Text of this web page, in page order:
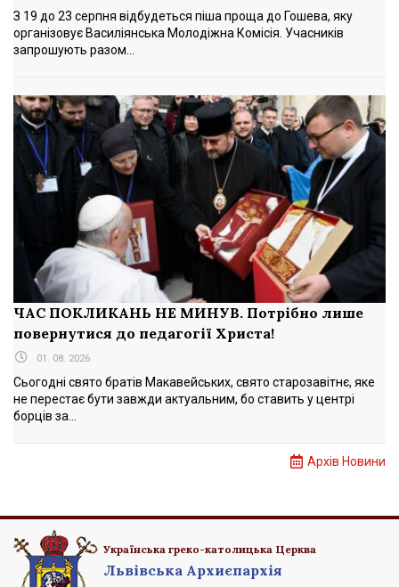
З 19 до 23 серпня відбудеться піша проща до Гошева, яку
організовує Василіянська Молодіжна Комісія. Учасників
запрошують разом...
ЧАС ПОКЛИКАНЬ НЕ МИНУВ. Потрібно лише
повернутися до педагогії Христа!
01. 08. 2026
Сьогодні свято братів Макавейських, свято старозавітнє, яке
не перестає бути завжди актуальним, бо ставить у центрі
борців за...
Архів Новини
Українська греко-католицька Церква
Львівська Архиєпархія